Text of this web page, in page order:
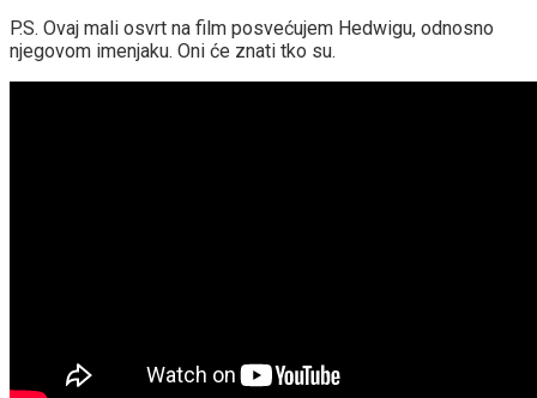
P.S. Ovaj mali osvrt na film posvećujem Hedwigu, odnosno
njegovom imenjaku. Oni će znati tko su.